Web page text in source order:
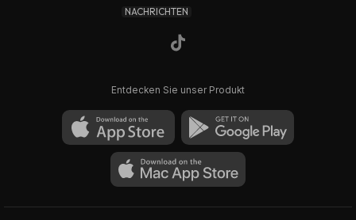
NACHRICHTEN
Entdecken Sie unser Produkt